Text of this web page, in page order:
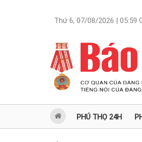
Thứ 6, 07/08/2026 | 05:59
PHÚ THỌ 24H